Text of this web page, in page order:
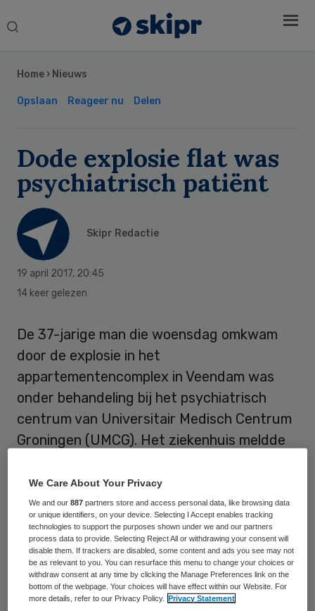
Search
Home › Nieuws
Opslaan Reageer nu Delen
Dode explosie flat was
psychiatrisch patiënt
Skipr Redactie
19 april 2017, 20:45
14 keer gelezen
De 37-jarige man die woensdag omkwam
door de explosie in het
appartementencomplex in Veendam was
onder behandeling bij het psychiatrisch
centrum van Universitair Medisch Centrum
Groningen (UMCG). Het ziekenhuis meldde
voor een intern onderzoek. Ook is de
Inspectie voor de Gezondheidszorg (IGZ)
ingelicht.
Het UMCG stelde tegelijkertijd dat er “geen
aanleiding was om een dergelijke escalatie
te verwachten”. De man was de bewoner
Sidebar
We Care About Your Privacy
We and our887 partners store and access personal data, like browsing data
or unique identifiers, on your device. Selecting I Accept enables tracking
technologies to support the purposes shown under we and our partners
process data to provide. Selecting Reject All or withdrawing your consent will
disable them. If trackers are disabled, some content and ads you see may not
be as relevant to you. You can resurface this menu to change your choices or
withdraw consent at any time by clicking the Manage Preferences link on the
bottom of the webpage. Your choices will have effect within our Website. For
more details, refer to our Privacy Policy.
Privacy Statement